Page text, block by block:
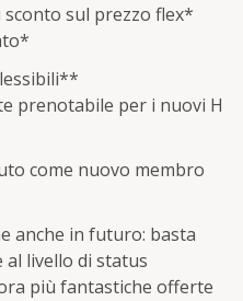
sul prezzo flex*
*
prenotabile per i nuovi H
come nuovo membro
anche in futuro: basta
livello di status
più fantastiche offerte